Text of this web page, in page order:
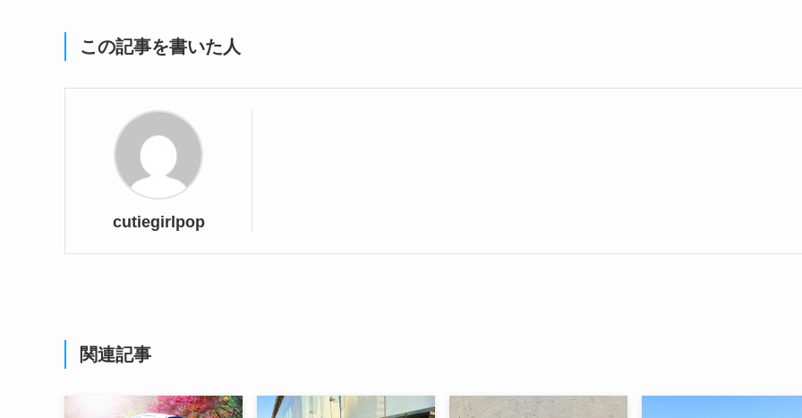
この記事を書いた人
cutiegirlpop
関連記事